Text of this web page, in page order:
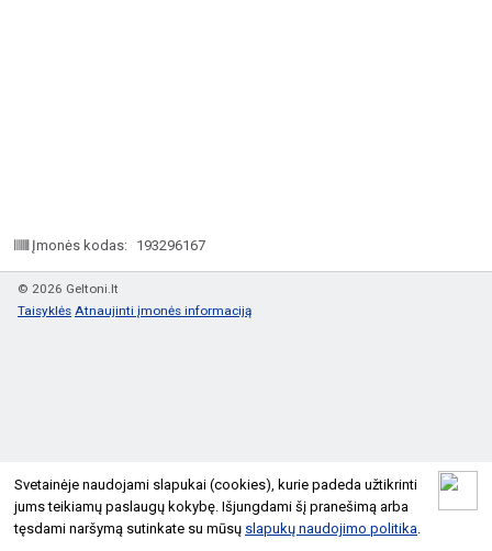
Svetainėje naudojami slapukai (cookies), kurie padeda užtikrinti
jums teikiamų paslaugų kokybę. Išjungdami šį pranešimą arba
tęsdami naršymą sutinkate su mūsų slapukų naudojimo politika
Įmonės kodas: 193296167
© 2026 Geltoni.lt
Taisyklės Atnaujinti įmonės informaciją